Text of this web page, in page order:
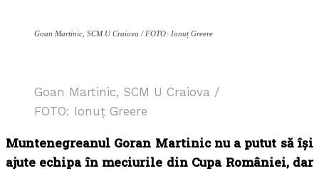
Goan Martinic, SCM U Craiova / FOTO: Ionuț Greere
Goan Martinic, SCM U Craiova /
FOTO: Ionuț Greere
Muntenegreanul Goran Martinic nu a putut să își
ajute echipa în meciurile din Cupa României, dar